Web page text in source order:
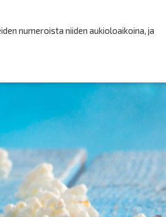
numeroista niiden aukioloaikoina, ja